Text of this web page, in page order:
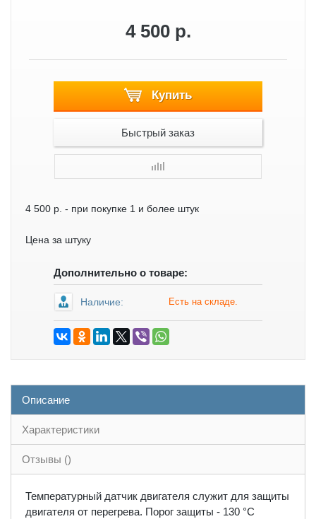
4 500 р.
Купить
Быстрый заказ
4 500 р. - при покупке 1 и более штук
Цена за штуку
Дополнительно о товаре:
Наличие: Есть на складе.
Описание
Характеристики
Отзывы ()
Температурный датчик двигателя служит для защиты
двигателя от перегрева. Порог защиты - 130 °С